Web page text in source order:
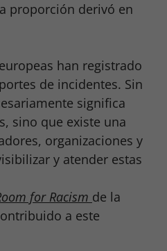
proporción derivó en
han registrado
de incidentes. Sin
significa
sino que existe una
organizaciones y
y atender estas
for Racism de la
a este